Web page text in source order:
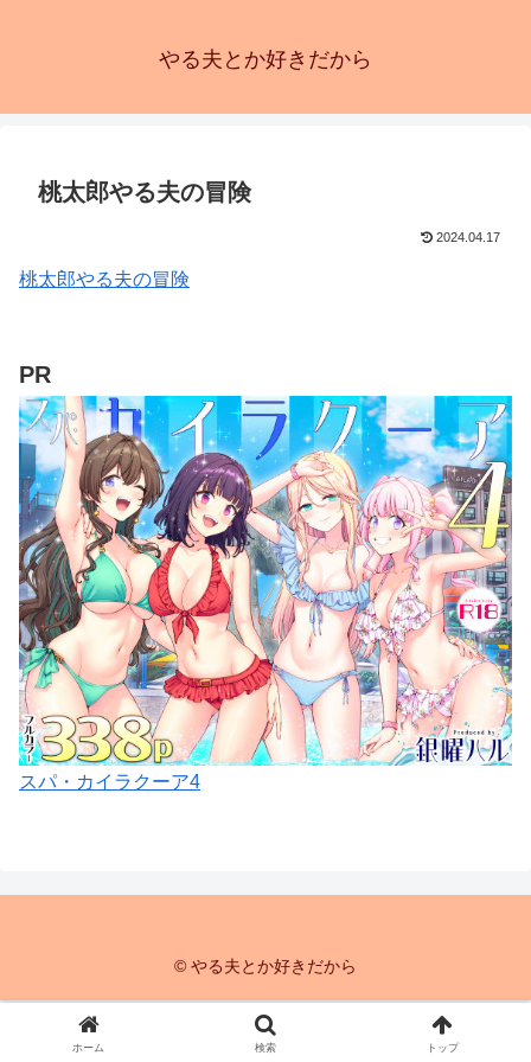
やる夫とか好きだから
桃太郎やる夫の冒険
2024.04.17
桃太郎やる夫の冒険
PR
スパ・カイラクーア4
© やる夫とか好きだから
ホーム 検索 トップ